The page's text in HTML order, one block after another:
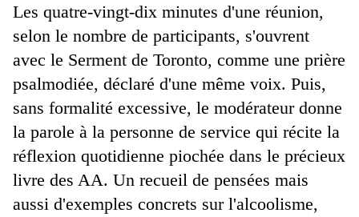
Les quatre-vingt-dix minutes d'une réunion,
selon le nombre de participants, s'ouvrent
avec le Serment de Toronto, comme une prière
psalmodiée, déclaré d'une même voix. Puis,
sans formalité excessive, le modérateur donne
la parole à la personne de service qui récite la
réflexion quotidienne piochée dans le précieux
livre des AA. Un recueil de pensées mais
aussi d'exemples concrets sur l'alcoolisme,